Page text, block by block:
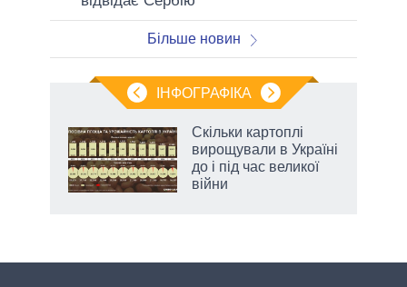
Більше новин
ІНФОГРАФІКА
Скільки картоплі
вирощували в Україні
до і під час великої
війни